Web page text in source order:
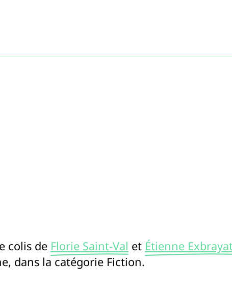
colis de Florie Saint-Val et Étienne
dans la catégorie Fiction.